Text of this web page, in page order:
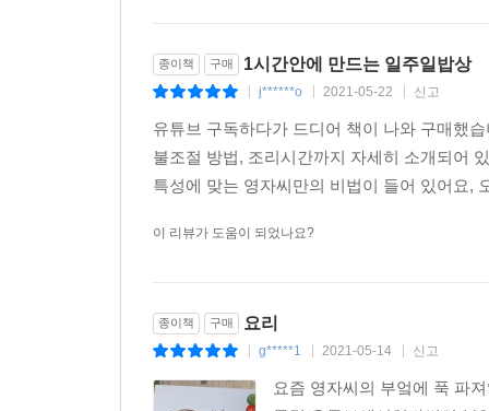
종이책 구매 1시간안에 만드는 일주일밥상
j******o 2021-05-22 신고
유튜브 구독하다가 드디어 책이 나와 구매했
불조절 방법, 조리시간까지 자세히 소개되어
특성에 맞는 영자씨만의 비법이 들어 있어요,
이 리뷰가 도움이 되었나요?
종이책 구매 요리
g*****1 2021-05-14 신고
요즘 영자씨의 부엌에 푹 파